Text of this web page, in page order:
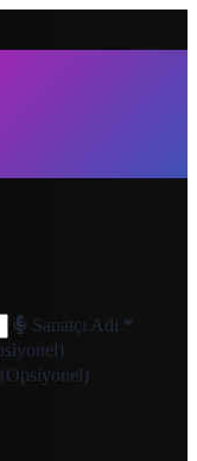
Sanatçı Adı *
(Opsiyonel)